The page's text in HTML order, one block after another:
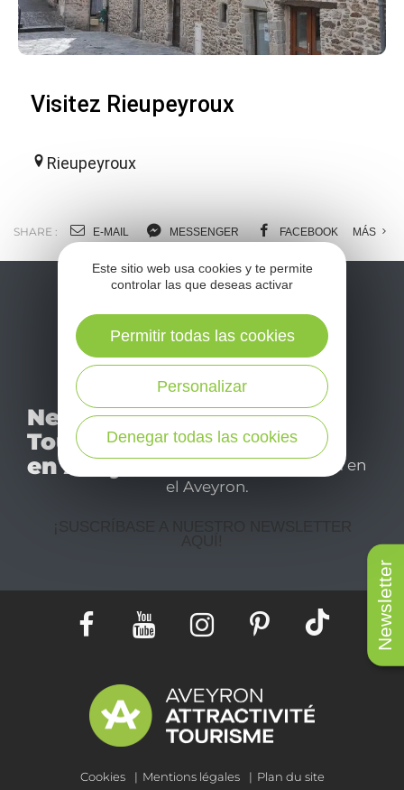
Newsletter
Visitez Rieupeyroux
Rieupeyroux
SHARE : E-MAIL MESSENGER FACEBOOK MÁS
Newsletter
Tourismo
en Aveyron
No se pierda nuestro
mensual newsletter y
déjese inspirar para
disfrutar de su estancia en
el Aveyron.
AQUÍ!
Cookies Mentions légales Plan du site
Este sitio web usa cookies y te permite
controlar las que deseas activar
Denegar todas las cookies
Personalizar
Permitir todas las cookies